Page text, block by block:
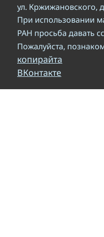
ул. Кржижановского,
При использовании
РАН просьба давать
Пожалуйста,
копирайта
ВКонтакте